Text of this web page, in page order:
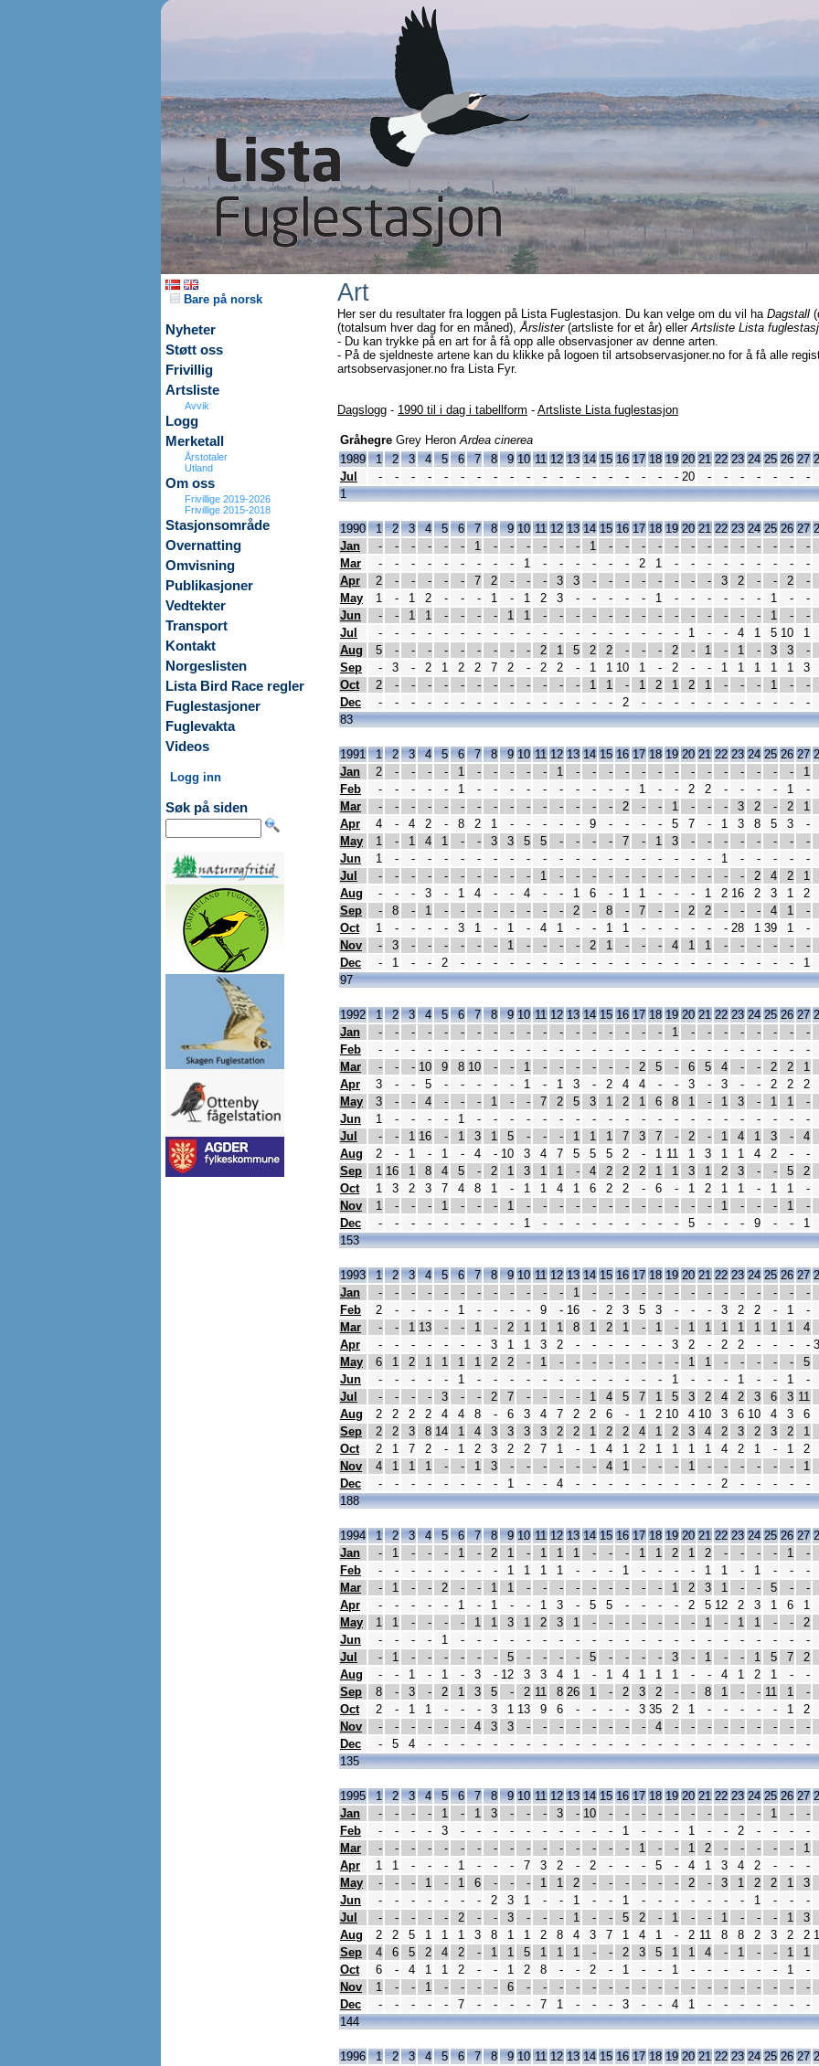
Bare på norsk
Nyheter
Støtt oss
Frivillig
Artsliste
Avvik
Logg
Merketall
Årstotaler
Utland
Om oss
Frivillige 2019-2026
Frivillige 2015-2018
Stasjonsområde
Overnatting
Omvisning
Publikasjoner
Vedtekter
Transport
Kontakt
Norgeslisten
Lista Bird Race regler
Fuglestasjoner
Fuglevakta
Videos
Logg inn
Søk på siden
Art
Her ser du resultater fra loggen på Lista Fuglestasjon. Du kan velge om du vil ha Dagstall
(totalsum hver dag for en måned),Årslister(artsliste for et år) ellerArtsliste Lista
- Du kan trykke på en art for å få opp alle observasjoner av denne arten.
- På de sjeldneste artene kan du klikke på logoen til artsobservasjoner.no for å få alle
artsobservasjoner.no fra Lista Fyr.
Dagslogg - 1990 til i dag i tabellform - Artsliste Lista fuglestasjon
Gråhegre Grey Heron Ardea cinerea
1989
1 2 3 4 5 6 7 8 9 10 11 12 13 14 15 16 17 18 19 20 21 22 23 24 25 26 27
Jul
- - - - - - - - - - - - - - - - - - - 20 - - - - - - -
1
1990 1 2 3 4 5 6 7 8 9 10 11 12 13 14 15 16 17 18 19 20 21 22 23 24 25 26 27
Jan
- - - - - - 1 - - - - - - 1 - - - - - - - - - - - - -
Mar
- - - - - - - - - 1 - - - - - - 2 1 - - - - - - - - -
Apr
2 - - - - - 7 2 - - - 3 3 - - - - - - - - 3 2 - - 2 -
May
1 - 1 2 - - - 1 - 1 2 3 - - - - - 1 - - - - - - 1 - -
Jun
- - 1 1 - - - - 1 1 - - - - - - - - - - - - - - 1 - -
Jul
- - - - - - - - - - - - - - - - - - - 1 - - 4 1 5 10 1
Aug
5 - - - - - - - - - 2 1 5 2 2 - - - 2 - 1 - 1 - 3 3 -
Sep
- 3 - 2 1 2 2 7 2 - 2 2 - 1 1 10 1 - 2 - - 1 1 1 1 1 3
Oct
2 - - - - - - - - - - - - 1 1 - 1 2 1 2 1 - - - 1 - -
Dec
- - - - - - - - - - - - - - - 2 - - - - - - - - - - -
83
1991 1 2 3 4 5 6 7 8 9 10 11 12 13 14 15 16 17 18 19 20 21 22 23 24 25 26 27
Jan
2 - - - - 1 - - - - - 1 - - - - - - - - - - - - - - 1
Feb
- - - - - 1 - - - - - - - - - - 1 - - 2 2 - - - - 1 -
Mar
- - - - - - - - - - - - - - - 2 - - 1 - - - 3 2 - 2 1
Apr
4 - 4 2 - 8 2 1 - - - - - 9 - - - - 5 7 - 1 3 8 5 3 -
May
1 - 1 4 1 - - 3 3 5 5 - - - - 7 - 1 3 - - - - - - - -
Jun
1 - - - - - - - - - - - - - - - - - - - - 1 - - - - -
Jul
- - - - - - - - - - 1 - - - - - - - - - - - - 2 4 2 1
Aug
- - - 3 - 1 4 - - 4 - - 1 6 - 1 1 - - - 1 2 16 2 3 1 2
Sep
- 8 - 1 - - - - - - - - 2 - 8 - 7 - - 2 2 - - - 4 1 -
Oct
1 - - - - 3 1 - 1 - 4 1 - - 1 1 - - - - - - 28 1 39 1 -
Nov
- 3 - - - - - - 1 - - - - 2 1 - - - 4 1 1 - - - - - -
Dec
- 1 - - 2 - - - - - - - - - - - - - - - - - - - - - 1
97
1992 1 2 3 4 5 6 7 8 9 10 11 12 13 14 15 16 17 18 19 20 21 22 23 24 25 26 27
Jan
- - - - - - - - - - - - - - - - - - 1 - - - - - - - -
Feb
- - - - - - - - - - - - - - - - - - - - - - - - - - -
Mar
- - - 10 9 8 10 - - 1 - - - - - - 2 5 - 6 5 4 - - 2 2 1
Apr
3 - - 5 - - - - - 1 - 1 3 - 2 4 4 - - 3 - 3 - - 2 2 2
May
3 - - 4 - - - 1 - - 7 2 5 3 1 2 1 6 8 1 - 1 3 - 1 1 -
Jun
1 - - - - 1 - - - - - - - - - - - - - - - - - - - - -
Jul
- - 1 16 - 1 3 1 5 - - - 1 1 1 7 3 7 - 2 - 1 4 1 3 - 4
Aug
2 - 1 - 1 - 4 - 10 3 4 7 5 5 5 2 - 1 11 1 3 1 1 4 2 - -
Sep
1 16 1 8 4 5 - 2 1 3 1 1 - 4 2 2 2 1 1 3 1 2 3 - - 5 2
Oct
1 3 2 3 7 4 8 1 - 1 1 4 1 6 2 2 - 6 - 1 2 1 1 - 1 1 -
Nov
1 - - - 1 - - - 1 - - - - - - - - - - - - 1 - - - 1 -
Dec
- - - - - - - - - 1 - - - - - - - - - 5 - - - 9 - - 1
153
1993 1 2 3 4 5 6 7 8 9 10 11 12 13 14 15 16 17 18 19 20 21 22 23 24 25 26 27
Jan
- - - - - - - - - - - - 1 - - - - - - - - - - - - - -
Feb
2 - - - - 1 - - - - 9 - 16 - 2 3 5 3 - - - 3 2 2 - 1 -
Mar
- - 1 13 - - 1 - 2 1 1 1 8 1 2 1 - 1 - 1 1 1 1 1 1 1 4
Apr
- - - - - - - 3 1 1 3 2 - - - - - - 3 2 - 2 2 - - - -
May
6 1 2 1 1 1 1 2 2 - 1 - - - - - - - - 1 1 - - - - - 5
Jun
- - - - - 1 - - - - - - - - - - - - 1 - - - 1 - - 1 -
Jul
- - - - 3 - - 2 7 - - - - 1 4 5 7 1 5 3 2 4 2 3 6 3 11
Aug
2 2 2 2 4 4 8 - 6 3 4 7 2 2 6 - 1 2 10 4 10 3 6 10 4 3 6
Sep
2 2 3 8 14 1 4 3 3 3 3 2 2 1 2 2 4 1 2 3 4 2 3 2 3 2 1
Oct
2 1 7 2 - 1 2 3 2 2 7 1 - 1 4 1 2 1 1 1 1 4 2 1 - 1 2
Nov
4 1 1 1 - - 1 3 - - - - - - 4 1 - - - 1 - - - - - - 1
Dec
- - - - - - - - 1 - - 4 - - - - - - - - - 2 - - - - -
188
1994 1 2 3 4 5 6 7 8 9 10 11 12 13 14 15 16 17 18 19 20 21 22 23 24 25 26 27
Jan
- 1 - - - 1 - 2 1 - 1 1 1 - - - 1 1 2 1 2 - - - - 1 -
Feb
- - - - - - - - 1 1 1 1 - - - 1 - - - - 1 1 - 1 - - -
Mar
- 1 - - 2 - - 1 1 - - - - - - - - - 1 2 3 1 - - 5 - -
Apr
- - - - - 1 - 1 - - 1 3 - 5 5 - - - - 2 5 12 2 3 1 6 1
May
1 1 - - - - 1 1 3 1 2 3 1 - - - - - - - 1 - 1 1 - - 2
Jun
- - - - 1 - - - - - - - - - - - - - - - - - - - - - -
Jul
- 1 - - - - - - 5 - - - - 5 - - - - 3 - 1 - - 1 5 7 2
Aug
- - 1 - 1 - 3 - 12 3 3 4 1 - 1 4 1 1 1 - - 4 1 2 1 - -
Sep
8 - 3 - 2 1 3 5 - 2 11 8 26 1 - 2 3 2 - - 8 1 - - 11 1 -
Oct
2 - 1 1 - - - 3 1 13 9 6 - - - - 3 35 2 1 - - - - - 1 2
Nov
- - - - - - 4 3 3 - - - - - - - - 4 - - - - - - - - -
Dec
- 5 4 - - - - - - - - - - - - - - - - - - - - - - - -
135
1995 1 2 3 4 5 6 7 8 9 10 11 12 13 14 15 16 17 18 19 20 21 22 23 24 25 26 27
Jan
- - - - 1 - 1 3 - - - 3 - 10 - - - - - - - - - - 1 - -
Feb
- - - - 3 - - - - - - - - - - 1 - - - 1 - - 2 - - - -
Mar
- - - - - - - - - - - - - - - - 1 - - 1 2 - - - - - 1
Apr
1 1 - - - 1 - - - 7 3 2 - 2 - - - 5 - 4 1 3 4 2 - - -
May
- - - 1 - 1 6 - - - 1 1 2 - - - - - - 2 - 3 1 2 2 1 3
Jun
- - - - - - - 2 3 1 - - 1 - - 1 - - - - - - - 1 - - -
Jul
- - - - - 2 - - 3 - - - 1 - - 5 2 - 1 - - 1 - - - 1 3
Aug
2 2 5 1 1 1 3 8 1 1 2 8 4 3 7 1 4 1 - 2 11 8 8 2 3 2 2
Sep
4 6 5 2 4 2 - 1 1 5 1 1 1 - - 2 3 5 1 1 4 - 1 - - 1 1
Oct
6 - 4 1 1 2 - - 1 2 8 - - 2 - 1 - - 1 - - - - - - 1 -
Nov
1 - - 1 - - - - 6 - - - - - - - - - - - - - - - - - -
Dec
- - - - - 7 - - - - 7 1 - - - 3 - - 4 1 - - - - - - -
144
1996 1 2 3 4 5 6 7 8 9 10 11 12 13 14 15 16 17 18 19 20 21 22 23 24 25 26 27